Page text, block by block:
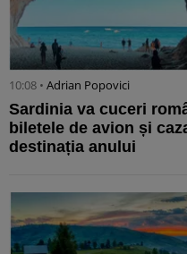
10:08 • Adrian Popovici
Sardinia va cuceri
biletele de avion și
destinația anului